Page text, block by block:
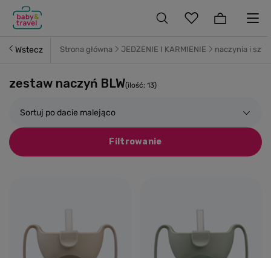
Wstecz Strona główna JEDZENIE I KARMIENIE naczynia i
zestaw naczyń BLW(ilość: 13)
Sortuj po dacie malejąco
Filtrowanie